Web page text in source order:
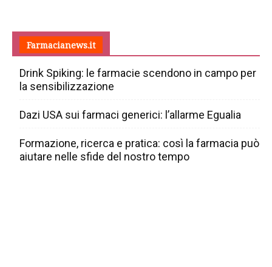
Farmacianews.it
Drink Spiking: le farmacie scendono in campo per
la sensibilizzazione
Dazi USA sui farmaci generici: l’allarme Egualia
Formazione, ricerca e pratica: così la farmacia può
aiutare nelle sfide del nostro tempo